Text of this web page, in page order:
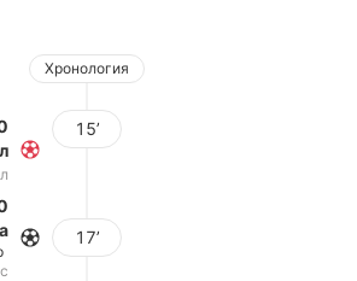
Хронология
15’
17’